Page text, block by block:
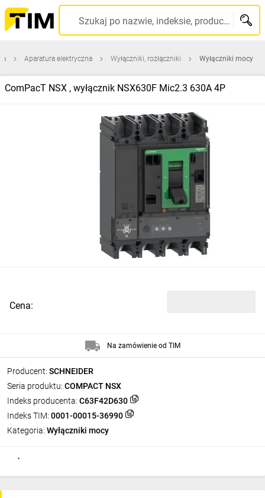
Szukaj po nazwie, indeksie, producencie, kodzie kreskowym...
Aparatura elektryczna Wyłączniki, rozłączniki Wyłączniki mocy
ComPacT NSX , wyłącznik NSX630F Mic2.3 630A 4P
Producent: SCHNEIDER
Seria produktu: COMPACT NSX
Indeks producenta: C63F42D630
Indeks TIM: 0001-00015-36990
Kategoria: Wyłączniki mocy
Cena:
Na zamówienie od TIM